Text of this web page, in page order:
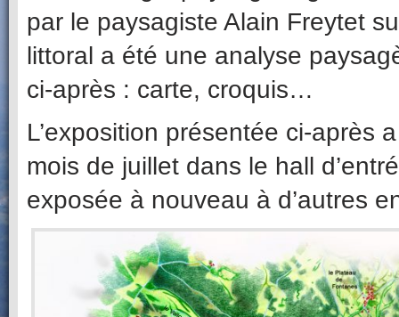
par le paysagiste Alain Freytet
littoral a été une analyse
ci-après : carte, croquis…
L’exposition présentée ci-après
mois de juillet dans le hall
exposée à nouveau à d’autres